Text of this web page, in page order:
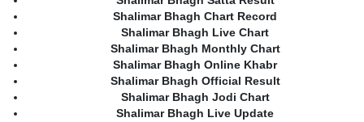
Shalimar Bhagh Chart Record
Shalimar Bhagh Live Chart
Shalimar Bhagh Monthly Chart
Shalimar Bhagh Online Khabr
Shalimar Bhagh Official Result
Shalimar Bhagh Jodi Chart
Shalimar Bhagh Live Update